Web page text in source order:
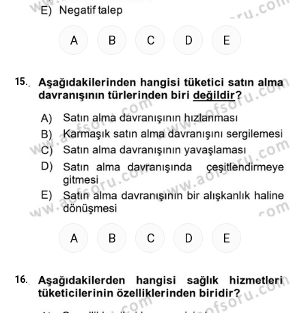
A B C D E
15.
A B C D E
16.